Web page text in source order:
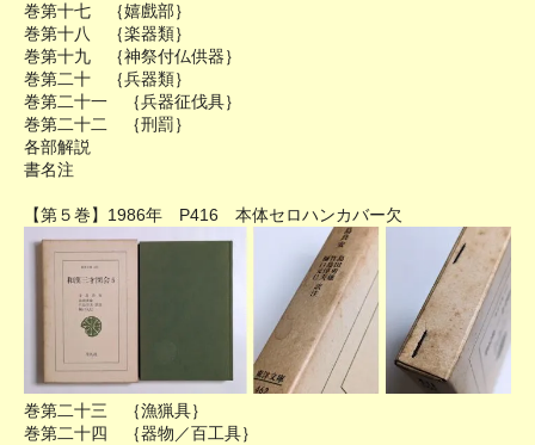
巻第十七 ｛嬉戲部｝
巻第十八 ｛楽器類｝
巻第十九 ｛神祭付仏供器｝
巻第二十 ｛兵器類｝
巻第二十一 ｛兵器征伐具｝
巻第二十二 ｛刑罰｝
各部解説
書名注
【第５巻】1986年 P416 本体セロハンカバー欠
巻第二十三 ｛漁猟具｝
巻第二十四 ｛器物／百工具｝